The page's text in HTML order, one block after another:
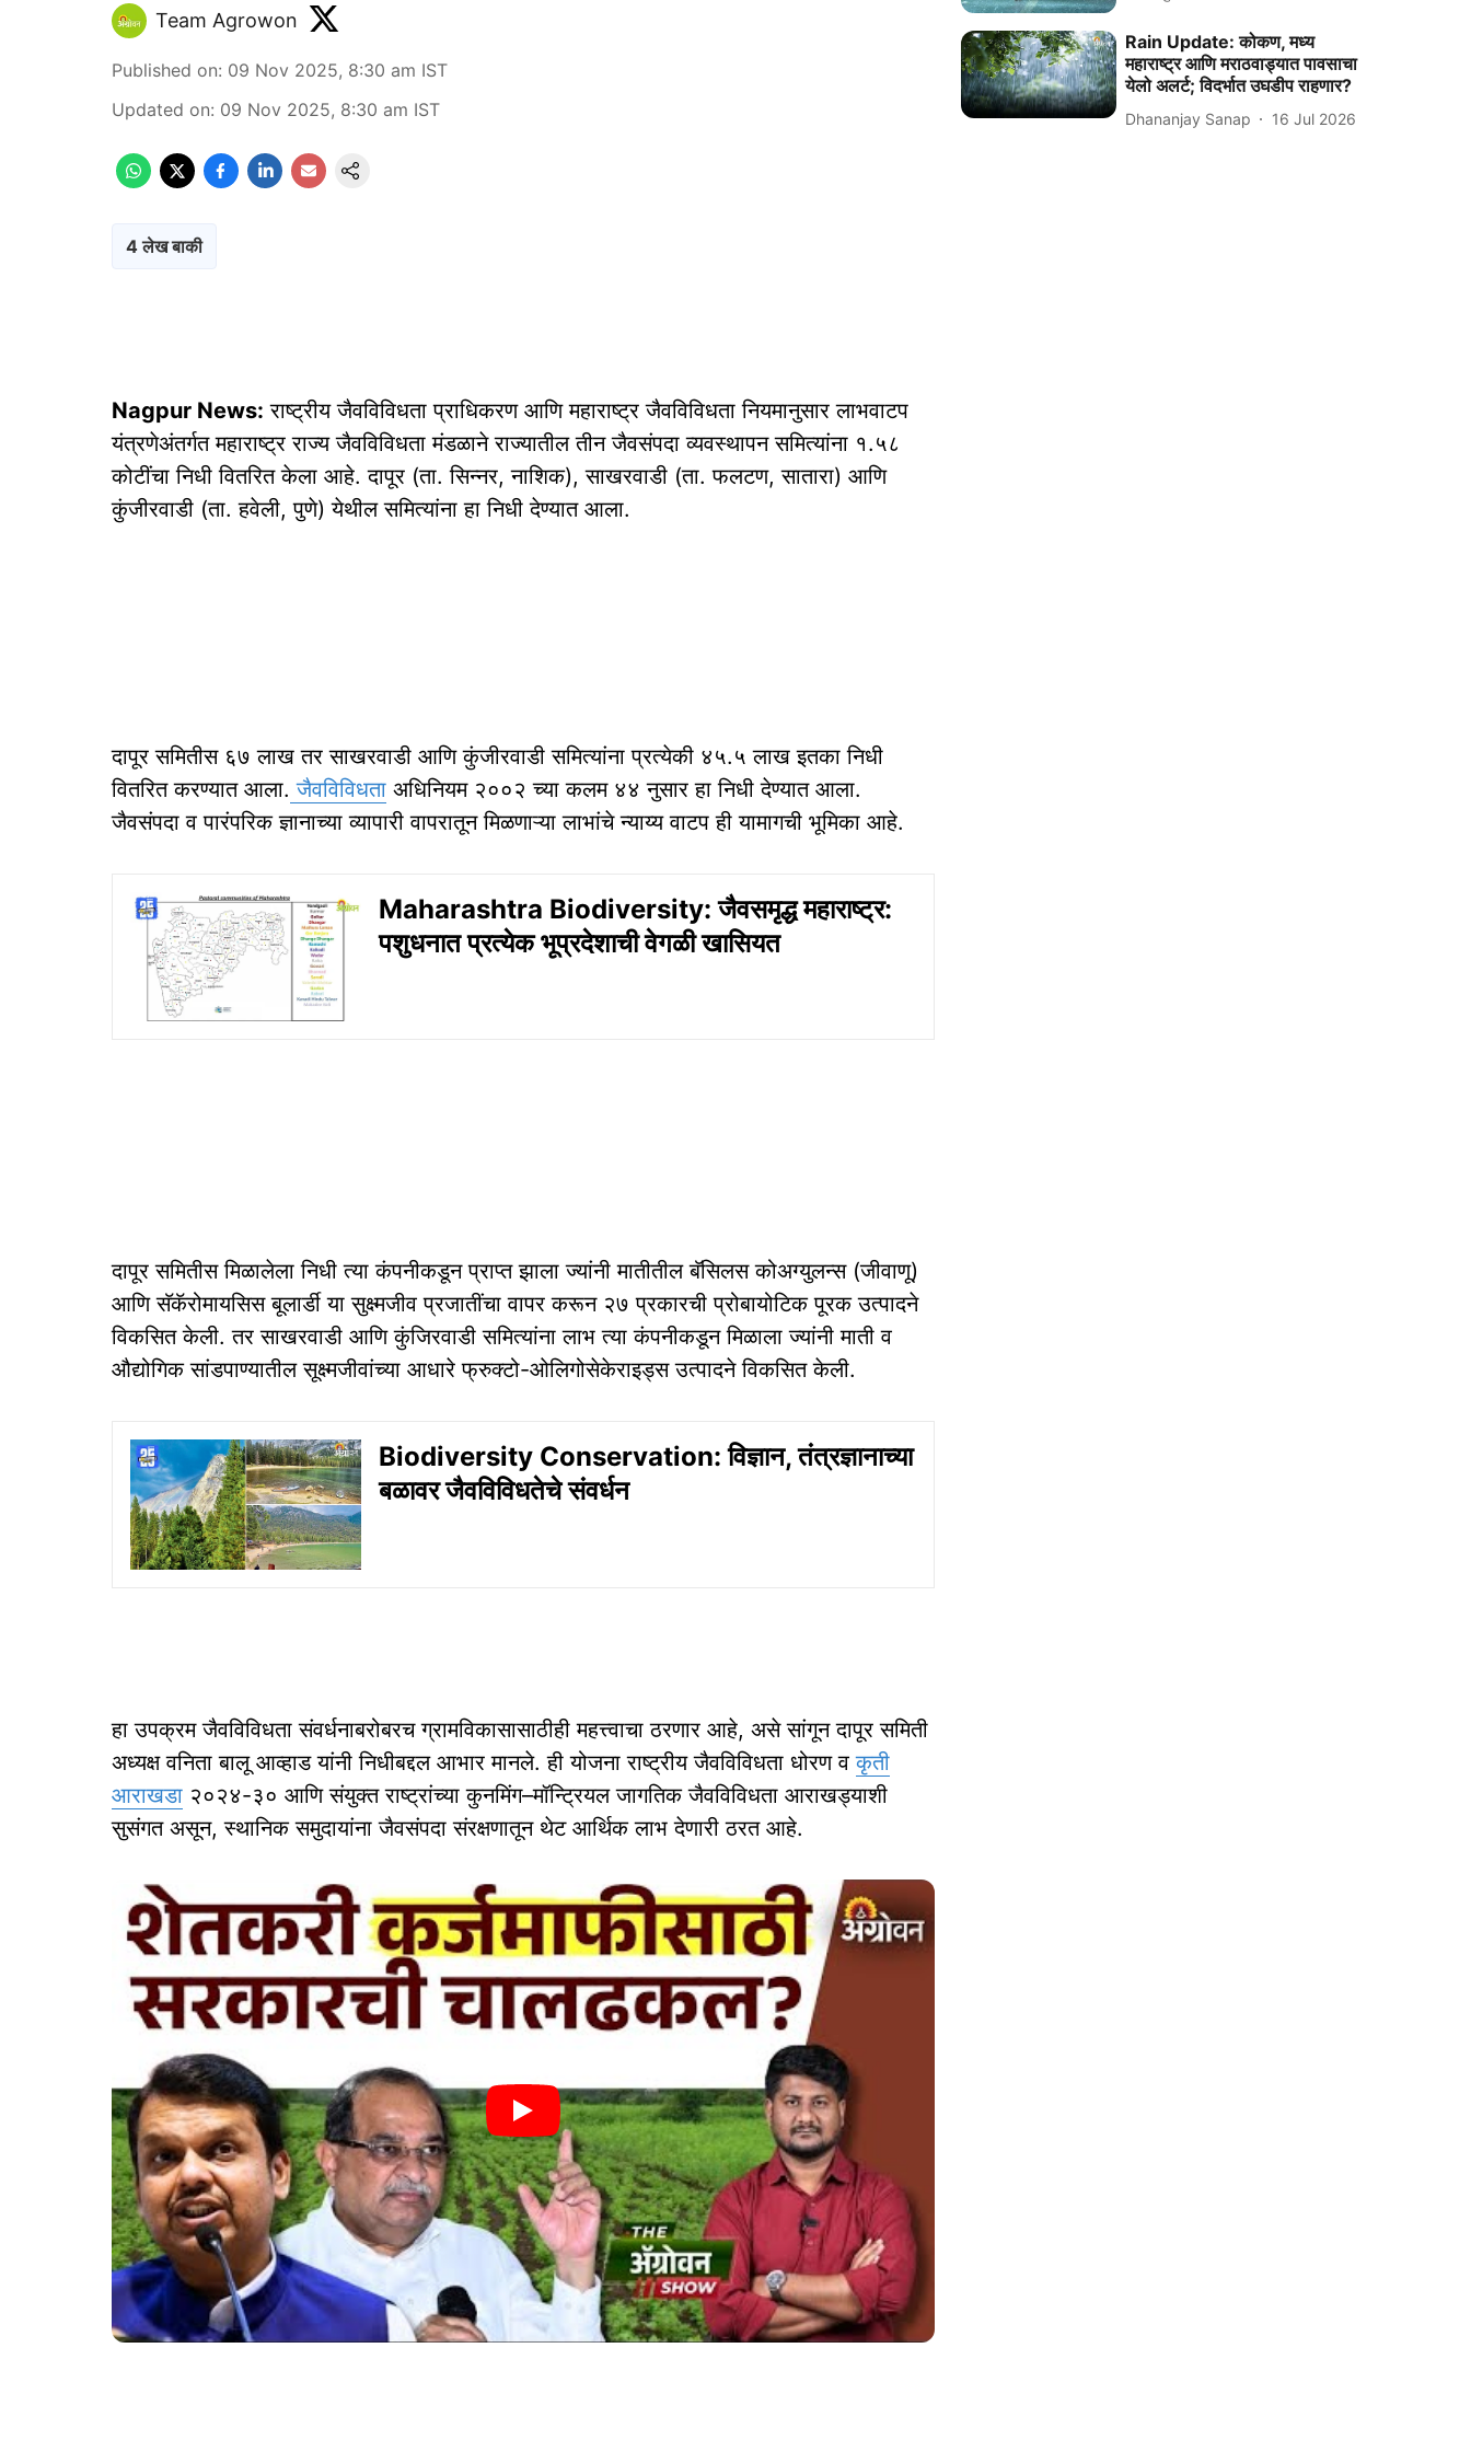
Team Agrowon
Published on: 09 Nov 2025, 8:30 am IST
Updated on: 09 Nov 2025, 8:30 am IST
4 लेख बाकी
Nagpur News: राष्ट्रीय जैवविविधता प्राधिकरण आणि महाराष्ट्र जैवविविधता नियमानुसार लाभवाटप
यंत्रणेअंतर्गत महाराष्ट्र राज्य जैवविविधता मंडळाने राज्यातील तीन जैवसंपदा व्यवस्थापन समित्यांना १.५८
कोटींचा निधी वितरित केला आहे. दापूर (ता. सिन्नर, नाशिक), साखरवाडी (ता. फलटण, सातारा) आणि
कुंजीरवाडी (ता. हवेली, पुणे) येथील समित्यांना हा निधी देण्यात आला.
दापूर समितीस ६७ लाख तर साखरवाडी आणि कुंजीरवाडी समित्यांना प्रत्येकी ४५.५ लाख इतका निधी
वितरित करण्यात आला. जैवविविधता अधिनियम २००२ च्या कलम ४४ नुसार हा निधी देण्यात आला.
जैवसंपदा व पारंपरिक ज्ञानाच्या व्यापारी वापरातून मिळणाऱ्या लाभांचे न्याय्य वाटप ही यामागची भूमिका आहे.
Maharashtra Biodiversity: जैवसमृद्ध महाराष्ट्र:
पशुधनात प्रत्येक भूप्रदेशाची वेगळी खासियत
दापूर समितीस मिळालेला निधी त्या कंपनीकडून प्राप्त झाला ज्यांनी मातीतील बॅसिलस कोअग्युलन्स (जीवाणू)
आणि सॅकॅरोमायसिस बूलार्डी या सुक्ष्मजीव प्रजातींचा वापर करून २७ प्रकारची प्रोबायोटिक पूरक उत्पादने
विकसित केली. तर साखरवाडी आणि कुंजिरवाडी समित्यांना लाभ त्या कंपनीकडून मिळाला ज्यांनी माती व
औद्योगिक सांडपाण्यातील सूक्ष्मजीवांच्या आधारे फ्रुक्टो-ओलिगोसेकेराइड्स उत्पादने विकसित केली.
Biodiversity Conservation: विज्ञान, तंत्रज्ञानाच्या
बळावर जैवविविधतेचे संवर्धन
हा उपक्रम जैवविविधता संवर्धनाबरोबरच ग्रामविकासासाठीही महत्त्वाचा ठरणार आहे, असे सांगून दापूर समिती
अध्यक्ष वनिता बालू आव्हाड यांनी निधीबद्दल आभार मानले. ही योजना राष्ट्रीय जैवविविधता धोरण वकृती
आराखडा २०२४-३० आणि संयुक्त राष्ट्रांच्या कुनमिंग–मॉन्ट्रियल जागतिक जैवविविधता आराखड्याशी
सुसंगत असून, स्थानिक समुदायांना जैवसंपदा संरक्षणातून थेट आर्थिक लाभ देणारी ठरत आहे.
Rain Update: कोकण, मध्य
महाराष्ट्र आणि मराठवाड्यात पावसाचा
येलो अलर्ट; विदर्भात उघडीप राहणार?
Dhananjay Sanap 16 Jul 2026